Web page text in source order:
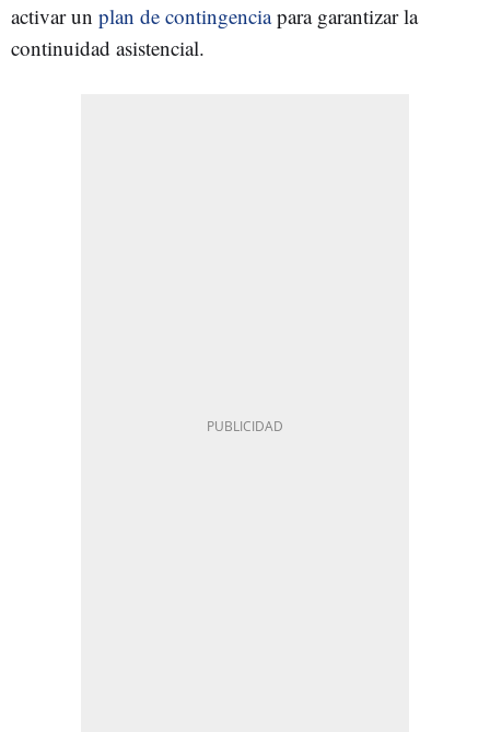
activar un plan de contingenciapara garantizar la
continuidad asistencial.